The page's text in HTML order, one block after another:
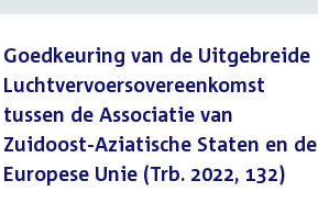
Goedkeuring van de Uitgebreide
Luchtvervoersovereenkomst
tussen de Associatie van
Zuidoost-Aziatische Staten en de
Europese Unie (Trb. 2022, 132)